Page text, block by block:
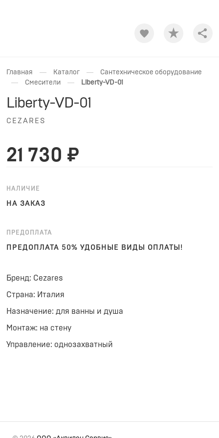
Главная — Каталог — Сантехническое оборудование
— Смесители — Liberty-VD-01
Liberty-VD-01
CEZARES
21 730 ₽
НАЛИЧИЕ
НА ЗАКАЗ
ПРЕДОПЛАТА
ПРЕДОПЛАТА 50% УДОБНЫЕ ВИДЫ ОПЛАТЫ!
Бренд: Cezares
Страна: Италия
Назначение: для ванны и душа
Монтаж: на стену
Управление: однозахватный